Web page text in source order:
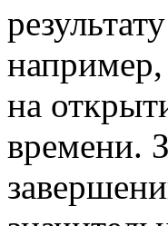
на
времени.